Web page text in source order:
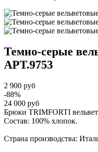
Темно-серые
АРТ.9753
2 900 руб
-88%
24 000 руб
Брюки TRIMFORTI
Состав: 100% хлопок.
Страна производства: